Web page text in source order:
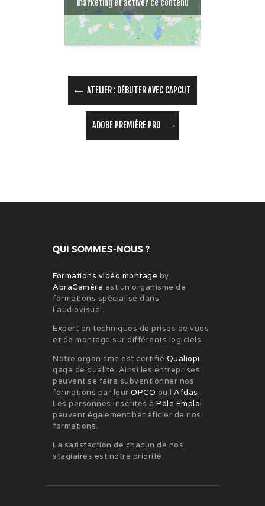
marketing et activer ce contenu
ATELIER : DÉBUTER AVEC CAPCUT
ADOBE PREMIÈRE PRO
QUI SOMMES-NOUS ?
Formations vidéo montage by
AbraCaméra est un organisme de
formations spécialisé dans
l'audiovisuel.
Expert en techniques de prises de vues
et de montage sur différents logiciels.
Notre organisme est certifié Qualiopi,
gage de qualité. Ainsi les entreprises
peuvent se faire subventionner nos
formations par leur OPCO ou l'Afdas .
Les personnes inscrites à Pôle Emploi
peuvent également bénéficier de nos
formations.
La satisfaction de chacun de nos
stagiaires est notre priorité.